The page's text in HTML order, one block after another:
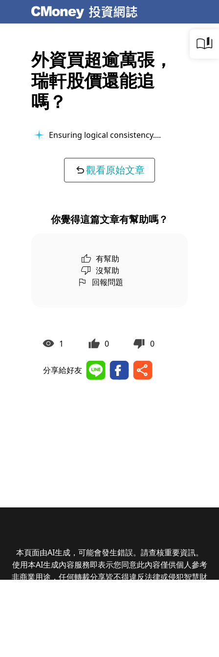
外資買超逾萬張，
瑞軒股價還能追
嗎？
Ensuring logical consistency...
觀看原始文章
你覺得這篇文章有幫助嗎？
有幫助
沒幫助
回報問題
1 0 0
分享給好友
本頁面由AI生成，可能會發生錯誤。請查核重要資訊。
使用本AI生成內容服務即表示您同意此內容僅供個人參考
非商業用途，任何轉載分享皆不得違反法律或侵犯智慧財